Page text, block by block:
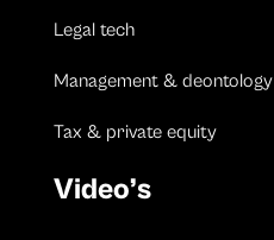
Legal tech
Management & deontology
Tax & private equity
Video’s